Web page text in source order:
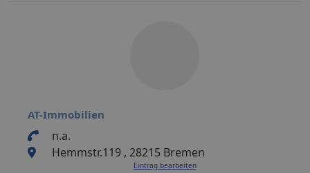
AT-Immobilien
n.a.
Hemmstr.119 , 28215 Bremen
Eintrag bearbeiten